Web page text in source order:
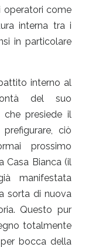
come
interna tra i
in particolare
interno al
del suo
presiede il
ciò
prossimo
Casa Bianca (il
manifestata
sorta di nuova
Questo pur
totalmente
bocca della